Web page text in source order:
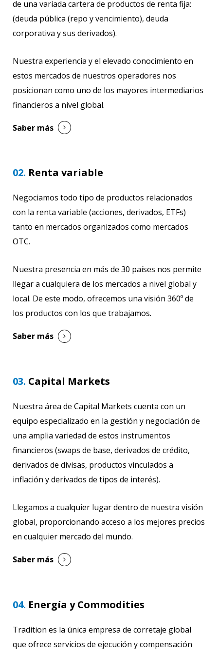
de una variada cartera de productos de renta fija:
(deuda pública (repo y vencimiento), deuda
corporativa y sus derivados).
Nuestra experiencia y el elevado conocimiento en
estos mercados de nuestros operadores nos
posicionan como uno de los mayores intermediarios
financieros a nivel global.
Saber más
02. Renta variable
Negociamos todo tipo de productos relacionados
con la renta variable (acciones, derivados, ETFs)
tanto en mercados organizados como mercados
OTC.
Nuestra presencia en más de 30 países nos permite
llegar a cualquiera de los mercados a nivel global y
local. De este modo, ofrecemos una visión 360º de
los productos con los que trabajamos.
Saber más
03. Capital Markets
Nuestra área de Capital Markets cuenta con un
equipo especializado en la gestión y negociación de
una amplia variedad de estos instrumentos
financieros (swaps de base, derivados de crédito,
derivados de divisas, productos vinculados a
inflación y derivados de tipos de interés).
Llegamos a cualquier lugar dentro de nuestra visión
global, proporcionando acceso a los mejores precios
en cualquier mercado del mundo.
Saber más
04. Energía y Commodities
Tradition es la única empresa de corretaje global
que ofrece servicios de ejecución y compensación